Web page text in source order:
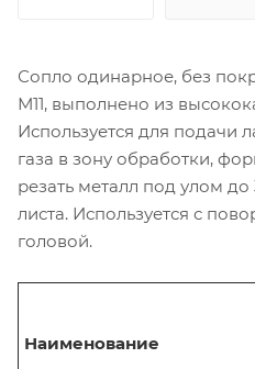
Сопло одинарное, без
М11, выполнено из
Используется для подачи
газа в зону обработки,
резать металл под улом до
листа. Используется с
головой.
Наименование